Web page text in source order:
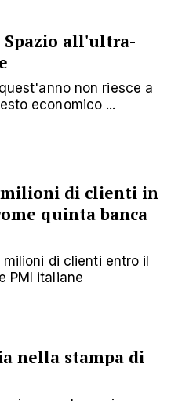
all'ultra-
non riesce a
economico ...
milioni di clienti in
quinta banca
di clienti entro il
PMI italiane
nella stampa di